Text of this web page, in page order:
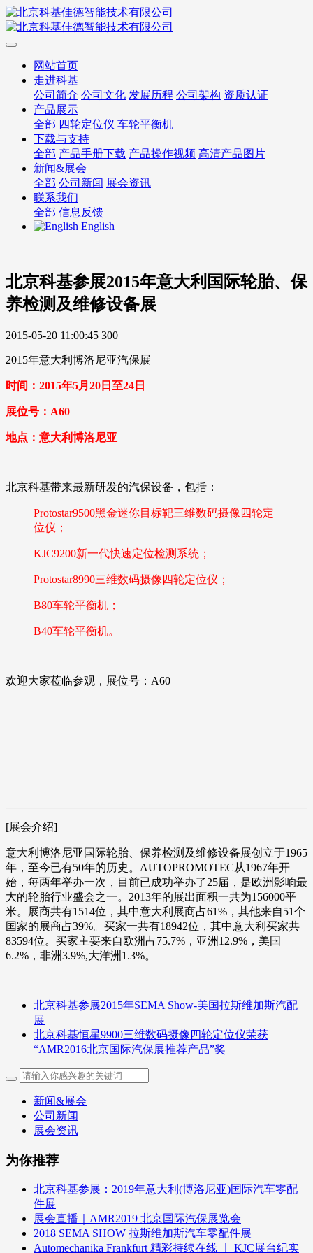
网站首页
走进科基
公司简介 公司文化 发展历程 公司架构 资质认证
产品展示
全部 四轮定位仪 车轮平衡机
下载与支持
全部 产品手册下载 产品操作视频 高清产品图片
新闻&展会
全部 公司新闻 展会资讯
联系我们
全部 信息反馈
English
北京科基参展2015年意大利国际轮胎、保
养检测及维修设备展
2015-05-20 11:00:45 300
2015年意大利博洛尼亚汽保展
时间：2015年5月20日至24日
展位号：A60
地点：意大利博洛尼亚
北京科基带来最新研发的汽保设备，包括：
Protostar9500黑金迷你目标靶三维数码摄像四轮定
位仪；
KJC9200新一代快速定位检测系统；
Protostar8990三维数码摄像四轮定位仪；
B80车轮平衡机；
B40车轮平衡机。
欢迎大家莅临参观，展位号：A60
[展会介绍]
意大利博洛尼亚国际轮胎、保养检测及维修设备展创立于1965
年，至今已有50年的历史。AUTOPROMOTEC从1967年开
始，每两年举办一次，目前已成功举办了25届，是欧洲影响最
大的轮胎行业盛会之一。2013年的展出面积一共为156000平
米。展商共有1514位，其中意大利展商占61%，其他来自51个
国家的展商占39%。买家一共有18942位，其中意大利买家共
83594位。买家主要来自欧洲占75.7%，亚洲12.9%，美国
6.2%，非洲3.9%,大洋洲1.3%。
北京科基参展2015年SEMA Show-美国拉斯维加斯汽配
展
北京科基恒星9900三维数码摄像四轮定位仪荣获
“AMR2016北京国际汽保展推荐产品”奖
新闻&展会
公司新闻
展会资讯
为你推荐
北京科基参展：2019年意大利(博洛尼亚)国际汽车零配
件展
展会直播｜AMR2019 北京国际汽保展览会
2018 SEMA SHOW 拉斯维加斯汽车零配件展
Automechanika Frankfurt 精彩持续在线 ｜ KJC展台纪实